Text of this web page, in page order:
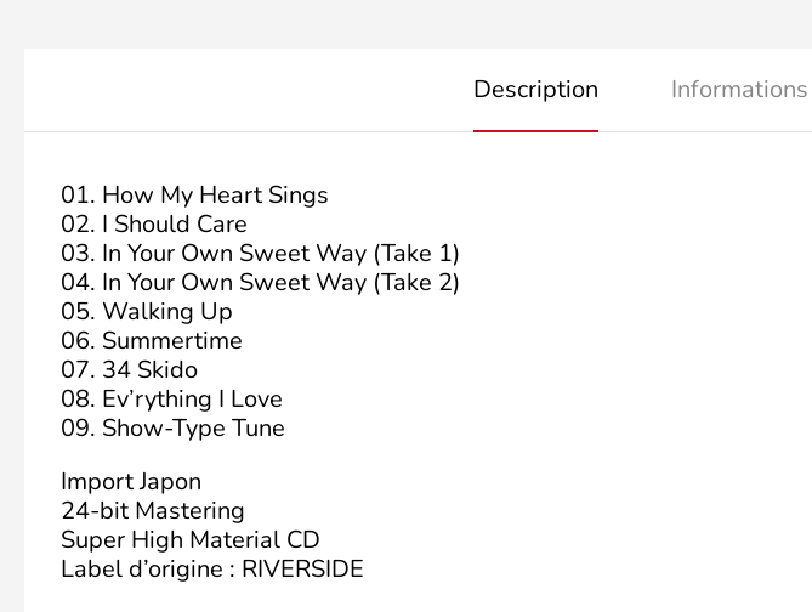
Description
01. How My Heart Sings
02. I Should Care
03. In Your Own Sweet Way (Take 1)
04. In Your Own Sweet Way (Take 2)
05. Walking Up
06. Summertime
07. 34 Skido
08. Ev’rything I Love
09. Show-Type Tune
Import Japon
24-bit Mastering
Super High Material CD
Label d’origine : RIVERSIDE